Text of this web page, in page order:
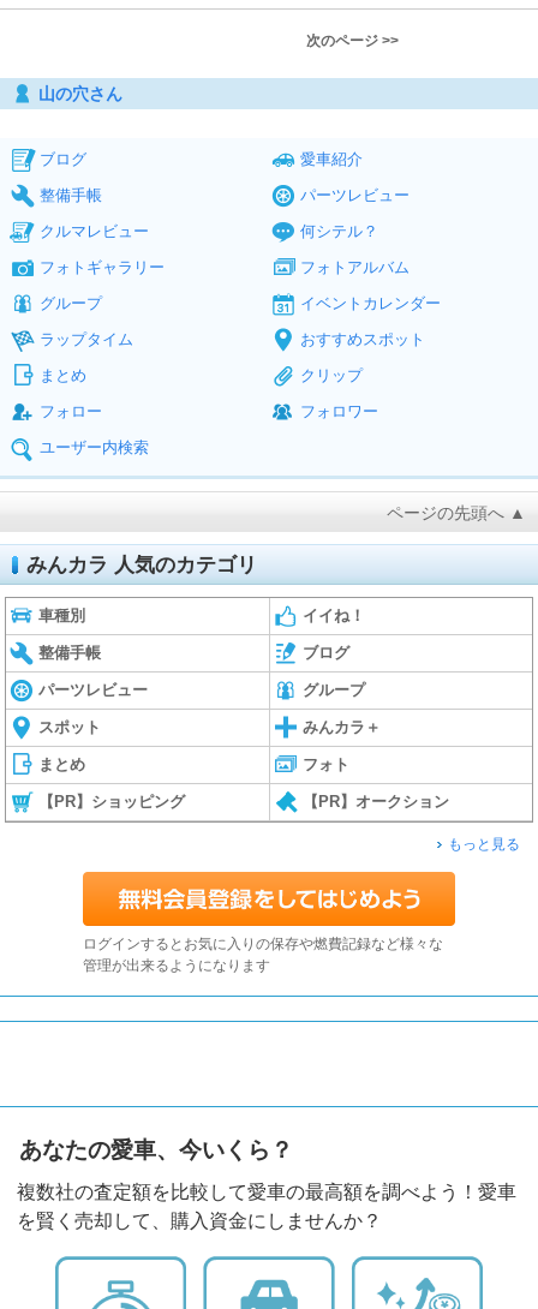
次のページ >>
山の穴さん
ブログ
愛車紹介
整備手帳
パーツレビュー
クルマレビュー
何シテル？
フォトギャラリー
フォトアルバム
グループ
イベントカレンダー
ラップタイム
おすすめスポット
まとめ
クリップ
フォロー
フォロワー
ユーザー内検索
ページの先頭へ ▲
みんカラ 人気のカテゴリ
車種別 イイね！
整備手帳 ブログ
パーツレビュー グループ
スポット みんカラ＋
まとめ フォト
【PR】ショッピング 【PR】オークション
もっと見る
ログインするとお気に入りの保存や燃費記録など様々な
管理が出来るようになります
あなたの愛車、今いくら？
複数社の査定額を比較して愛車の最高額を調べよう！愛車
を賢く売却して、購入資金にしませんか？